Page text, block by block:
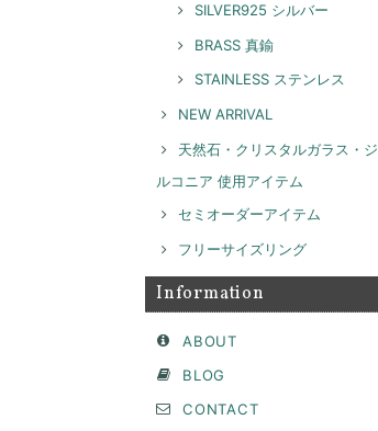
SILVER925 シルバー
BRASS 真鍮
STAINLESS ステンレス
NEW ARRIVAL
天然石・クリスタルガラス・ジ
ルコニア 使用アイテム
セミオーダーアイテム
フリーサイズリング
Information
ABOUT
BLOG
CONTACT